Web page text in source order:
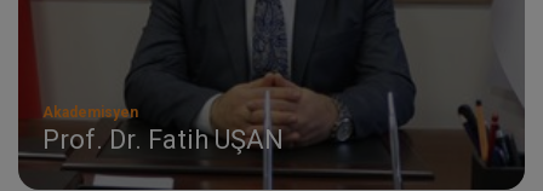
Akademisyen
Prof. Dr. Fatih UŞAN